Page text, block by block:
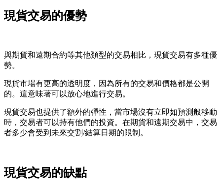
現貨交易的優勢
與期貨和遠期合約等其他類型的交易相比，現貨交易有多種優
勢。
現貨市場有更高的透明度，因為所有的交易和價格都是公開
的。這意味著可以放心地進行交易。
現貨交易也提供了額外的彈性，當市場沒有立即如預測般移動
時，交易者可以持有他們的投資。在期貨和遠期交易中，交易
者多少會受到未來交割/結算日期的限制。
現貨交易的缺點